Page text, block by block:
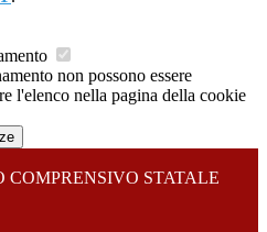
non possono essere
l'elenco nella pagina della cookie
COMPRENSIVO STATALE